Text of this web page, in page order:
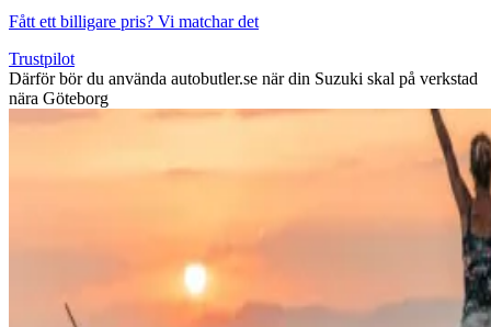
Fått ett billigare pris? Vi matchar det
Trustpilot
Därför bör du använda autobutler.se när din Suzuki skal på verkstad
nära Göteborg